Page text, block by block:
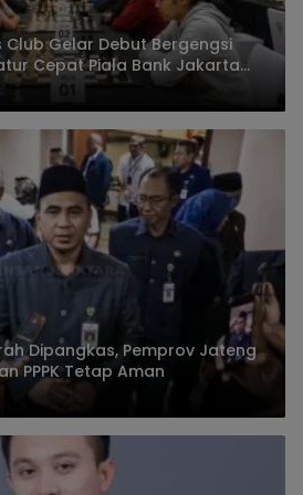
Club Gelar Debut Bergengsi
Cepat Piala Bank Jakarta
Dipangkas, Pemprov Jateng
PPPK Tetap Aman